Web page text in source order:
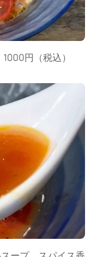
円（税込）